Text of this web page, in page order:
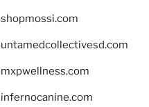
shopmossi.com
untamedcollectivesd.com
mxpwellness.com
infernocanine.com